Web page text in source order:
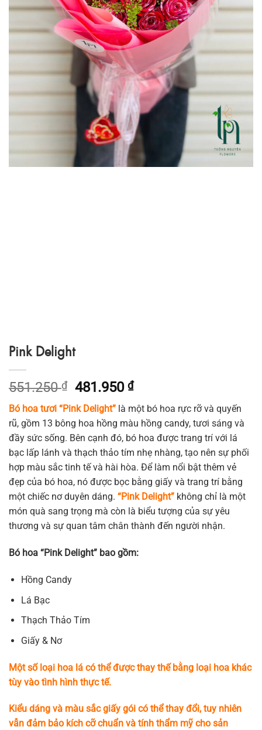
Pink Delight
551.250₫
Giá
gốc
là:
551.250 ₫.
481.950₫Giá
hiện
tại
là:
481.950 ₫.
Bó hoa tươi “Pink Delight” là một bó hoa rực rỡ và quyến
rũ, gồm 13 bông hoa hồng màu hồng candy, tươi sáng và
đầy sức sống. Bên cạnh đó, bó hoa được trang trí với lá
bạc lấp lánh và thạch thảo tím nhẹ nhàng, tạo nên sự phối
hợp màu sắc tinh tế và hài hòa. Để làm nổi bật thêm vẻ
đẹp của bó hoa, nó được bọc bằng giấy và trang trí bằng
một chiếc nơ duyên dáng. “Pink Delight” không chỉ là một
món quà sang trọng mà còn là biểu tượng của sự yêu
thương và sự quan tâm chân thành đến người nhận.
Bó hoa “Pink Delight” bao gồm:
Hồng Candy
Lá Bạc
Thạch Thảo Tím
Giấy & Nơ
Một số loại hoa lá có thể được thay thế bằng loại hoa khác
tùy vào tình hình thực tế.
Kiểu dáng và màu sắc giấy gói có thể thay đổi, tuy nhiên
vẫn đảm bảo kích cỡ chuẩn và tính thẩm mỹ cho sản